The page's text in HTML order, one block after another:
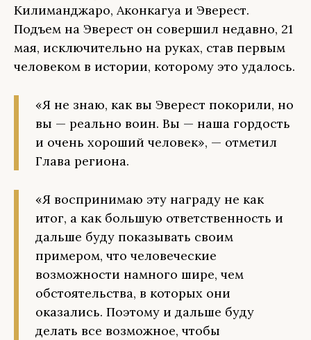
Килиманджаро, Аконкагуа и Эверест.
Подъем на Эверест он совершил недавно, 21
мая, исключительно на руках, став первым
человеком в истории, которому это удалось.
«Я не знаю, как вы Эверест покорили, но
вы — реально воин. Вы — наша гордость
и очень хороший человек», — отметил
Глава региона.
«Я воспринимаю эту награду не как
итог, а как большую ответственность и
дальше буду показывать своим
примером, что человеческие
возможности намного шире, чем
обстоятельства, в которых они
оказались. Поэтому и дальше буду
делать все возможное, чтобы